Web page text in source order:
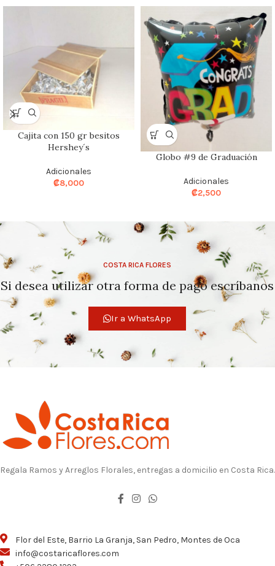
Cajita con 150 gr besitos
Hershey´s
Adicionales
₡8,000
Globo #9 de Graduación
Adicionales
₡2,500
COSTA RICA FLORES
Si desea utilizar otra forma de pago escríbanos
Ir a WhatsApp
Regala Ramos y Arreglos Florales, entregas a domicilio en Costa Rica.
Flor del Este, Barrio La Granja, San Pedro, Montes de Oca
info@costaricaflores.com